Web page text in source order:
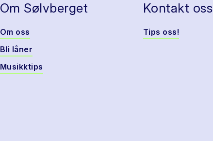
Om Sølvberget
Om oss
Bli låner
Musikktips
Kontakt oss
Tips oss!